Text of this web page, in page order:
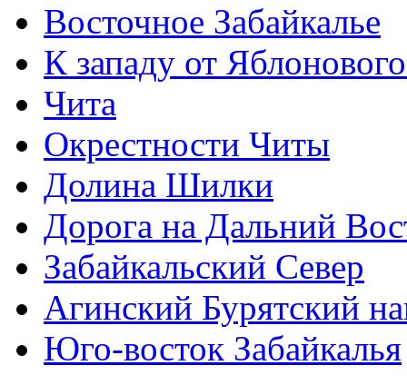
Восточное Забайкалье
К западу от
Чита
Окрестности Читы
Долина Шилки
Дорога на Дальний
Забайкальский Север
Агинский Бурятский
Юго-восток Забайкалья